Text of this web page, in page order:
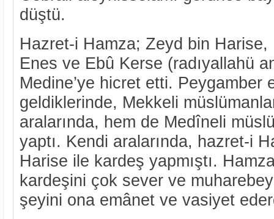
düştü.
Hazret-i Hamza; Zeyd bin
Enes ve Ebû Kerse (radıyallahü
Medine’ye hicret etti. Peygamber
geldiklerinde, Mekkeli
aralarında, hem de Medîneli
yaptı. Kendi aralarında, hazret-i
Harise ile kardeş yapmıştı.
kardeşini çok sever ve
şeyini ona emânet ve vasiyet